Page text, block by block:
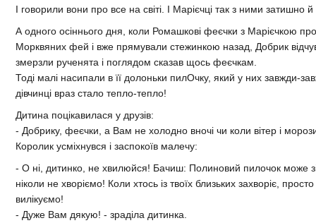
І говорили вони про все на світі. І Марієчці так з ними затишно
А одного осіннього дня, коли Ромашкові феєчки з Марієчкою
Морквяних фей і вже прямували стежинкою назад, Добрик
змерзли рученята і поглядом сказав щось феєчкам.
Тоді малі насипали в її долоньки пилОчку, який у них завжди-
дівчинці враз стало тепло-тепло!
Дитина поцікавилася у друзів:
- Добрику, феєчки, а Вам не холодно вночі чи коли вітер і
Королик усміхнувся і заспокоїв малечу:
- О ні, дитинко, не хвилюйся! Бачиш: Полиновий пилочок може
ніколи не хворіємо! Коли хтось із твоїх близьких захворіє,
вилікуємо!
- Дуже Вам дякую! - зраділа дитинка.